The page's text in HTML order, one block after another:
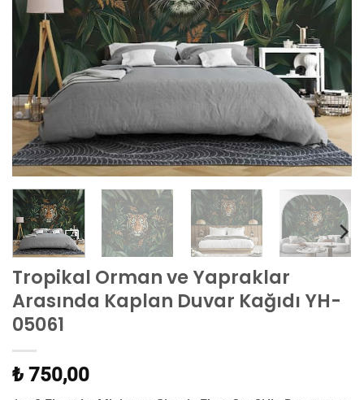
Tropikal Orman ve Yapraklar
Arasında Kaplan Duvar Kağıdı YH-
05061
₺ 750,00